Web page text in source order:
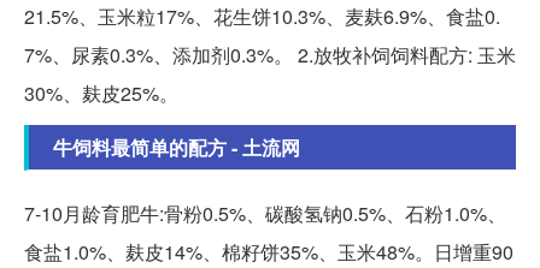
21.5%、玉米粒17%、花生饼10.3%、麦麸6.9%、食盐0.
7%、尿素0.3%、添加剂0.3%。 2.放牧补饲饲料配方: 玉米
30%、麸皮25%。
牛饲料最简单的配方 - 土流网
7-10月龄育肥牛:骨粉0.5%、碳酸氢钠0.5%、石粉1.0%、
食盐1.0%、麸皮14%、棉籽饼35%、玉米48%。日增重90